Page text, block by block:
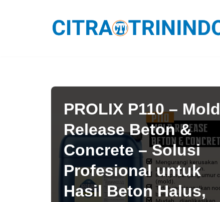
PROLIX P110 – Mold
Release Beton &
Concrete – Solusi
Profesional untuk
Hasil Beton Halus,